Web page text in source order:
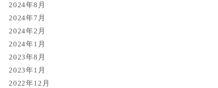
2024年8月
2024年7月
2024年2月
2024年1月
2023年8月
2023年1月
2022年12月